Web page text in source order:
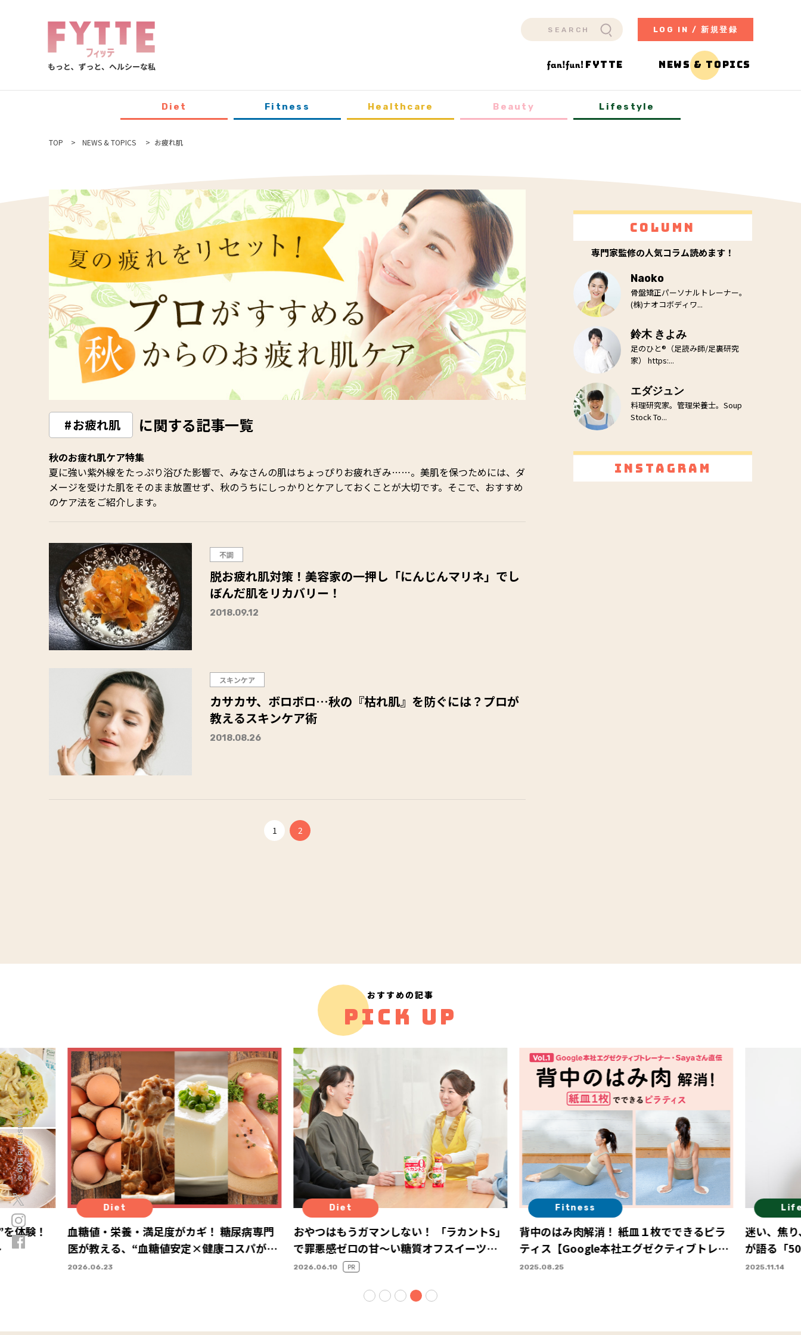
LOG IN / 新規登録
FYTTE NEWS & TOPICS
© ONE PUBLISHING
Diet Fitness Healthcare Beauty Lifestyle
TOP NEWS & TOPICS お疲れ肌
お疲れ肌 に関する記事一覧
秋のお疲れ肌ケア特集
夏に強い紫外線をたっぷり浴びた影響で、みなさんの肌はちょっぴりお疲れぎみ……。美肌を保つためには、ダ
メージを受けた肌をそのまま放置せず、秋のうちにしっかりとケアしておくことが大切です。そこで、おすすめ
のケア法をご紹介します。
不調
脱お疲れ肌対策！美容家の一押し「にんじんマリネ」でし
ぼんだ肌をリカバリー！
2018.09.12
スキンケア
カサカサ、ボロボロ…秋の『枯れ肌』を防ぐには？プロが
教えるスキンケア術
2018.08.26
1 2
Column
専門家監修の人気コラム読めます！
Naoko
骨盤矯正パーソナルトレーナー。
(株)ナオコボディワ...
鈴木 きよみ
足のひと®（足読み師/足裏研究
家） https:...
エダジュン
料理研究家。管理栄養士。Soup
Stock To...
Instagram
おすすめの記事
PICK UP
体験！
Diet
血糖値・栄養・満足度がカギ！ 糖尿病専門
医が教える、“血糖値安定×健康コスパが高
い”体を整える食材の選び方
2026.06.23
Diet
おやつはもうガマンしない！ 「ラカントS」
で罪悪感ゼロの甘～い糖質オフスイーツで
おやつタイム
2026.06.10 PR
Fitness
背中のはみ肉解消！ 紙皿１枚でできるピラ
ティス【Google本社エグゼクティブトレー
ナー・Sayaさん直伝】 Vol.１
2025.08.25
迷い、焦
が語る「
2025.11.14